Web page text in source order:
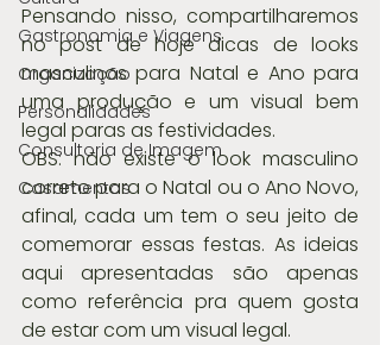
Gastronomia e Viagens
Organização
Personalidades
Consultoria de Imagem
Casamentos
Pensando nisso, compartilharemos
no post de hoje dicas de looks
masculinos para Natal e Ano para
uma produção e um visual bem
legal paras as festividades.
OBS: não existe o look masculino
correto para o Natal ou o Ano Novo,
afinal, cada um tem o seu jeito de
comemorar essas festas. As ideias
aqui apresentadas são apenas
como referência pra quem gosta
de estar com um visual legal.